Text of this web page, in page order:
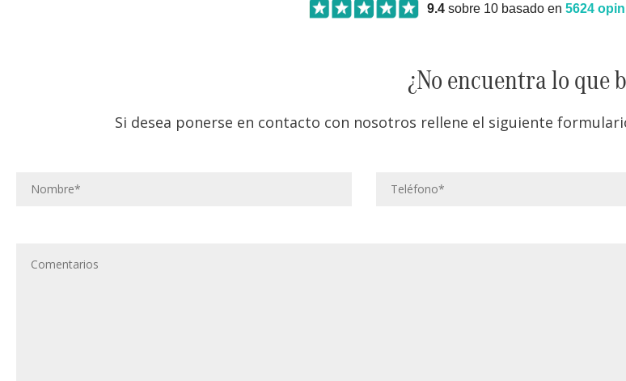
9.4 sobre 10 basado en5624
¿No encuentra lo que
Si desea ponerse en contacto con nosotros rellene el siguiente